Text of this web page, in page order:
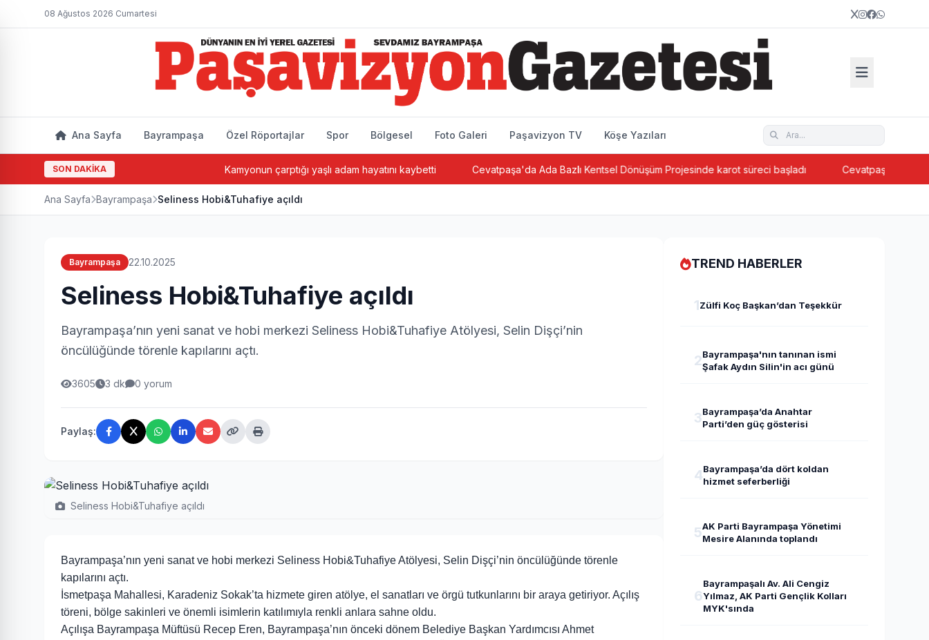
08 Ağustos 2026 Cumartesi
Ana Sayfa Bayrampaşa Özel Röportajlar Spor Bölgesel Foto Galeri Paşavizyon TV Köşe Yazıları
SON DAKİKA Kamyonun çarptığı yaşlı adam hayatını kaybetti Cevatpaşa'da Ada Bazlı Kentsel Dönüşüm Projesinde karot süreci başladı Cevatpaşa’da ada bazlı
Ana Sayfa Bayrampaşa Seliness Hobi&Tuhafiye açıldı
Bayrampaşa 22.10.2025
Seliness Hobi&Tuhafiye açıldı
Bayrampaşa’nın yeni sanat ve hobi merkezi Seliness Hobi&Tuhafiye Atölyesi, Selin Dişçi’nin
öncülüğünde törenle kapılarını açtı.
3605 3 dk 0 yorum
Paylaş:
Seliness Hobi&Tuhafiye açıldı
Bayrampaşa’nın yeni sanat ve hobi merkezi Seliness Hobi&Tuhafiye Atölyesi, Selin Dişçi’nin öncülüğünde törenle
kapılarını açtı.
İsmetpaşa Mahallesi, Karadeniz Sokak’ta hizmete giren atölye, el sanatları ve örgü tutkunlarını bir araya getiriyor. Açılış
töreni, bölge sakinleri ve önemli isimlerin katılımıyla renkli anlara sahne oldu.
Açılışa Bayrampaşa Müftüsü Recep Eren, Bayrampaşa’nın önceki dönem Belediye Başkan Yardımcısı Ahmet
TREND HABERLER
1Zülfi Koç Başkan’dan Teşekkür
2Bayrampaşa'nın tanınan ismi
Şafak Aydın Silin'in acı günü
3Bayrampaşa’da Anahtar
Parti’den güç gösterisi
4Bayrampaşa’da dört koldan
hizmet seferberliği
5AK Parti Bayrampaşa Yönetimi
Mesire Alanında toplandı
6
Bayrampaşalı Av. Ali Cengiz
Yılmaz, AK Parti Gençlik Kolları
MYK'sında